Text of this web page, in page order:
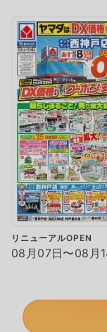
リニューアルOPEN
08月07日〜08月